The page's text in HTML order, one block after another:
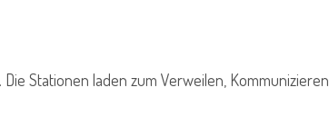
Stationen laden zum Verweilen,